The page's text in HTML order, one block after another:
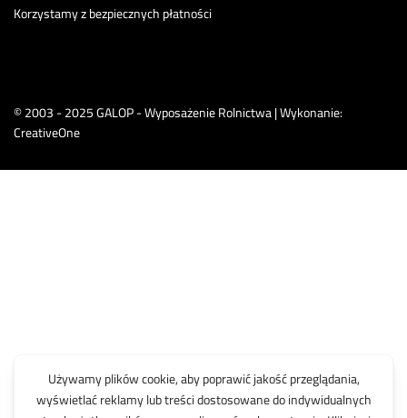
© 2003 - 2025 GALOP - Wyposażenie Rolnictwa | Wykonanie:
CreativeOne
Korzystamy z bezpiecznych płatności